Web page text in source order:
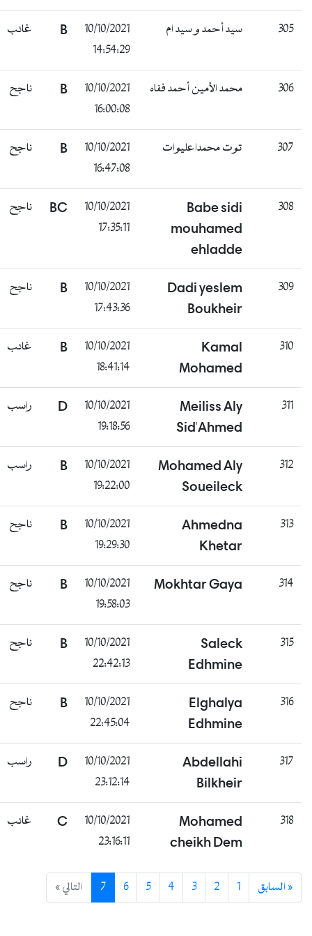
305 سيد أحمد و سيد ام
10/10/2021
14:54:29
B غائب
306 محمد الأمين أحمد ففاه
10/10/2021
16:00:08
B ناجح
307 توت محمداعليوات
10/10/2021
16:47:08
B ناجح
308
Babe sidi
mouhamed
ehladde
10/10/2021
17:35:11
BC ناجح
309
Dadi yeslem
Boukheir
10/10/2021
17:43:36
B ناجح
310
Kamal
Mohamed
10/10/2021
18:41:14
B غائب
311
Meiliss Aly
Sid'Ahmed
10/10/2021
19:18:56
D راسب
312
Mohamed Aly
Soueileck
10/10/2021
19:22:00
B راسب
313
Ahmedna
Khetar
10/10/2021
19:29:30
B ناجح
314
Mokhtar Gaya
10/10/2021
19:58:03
B ناجح
315
Saleck
Edhmine
10/10/2021
22:42:13
B ناجح
316
Elghalya
Edhmine
10/10/2021
22:45:04
B ناجح
317
Abdellahi
Bilkheir
10/10/2021
23:12:14
D راسب
318
Mohamed
cheikh Dem
10/10/2021
23:16:11
C غائب
« السابق 1
2
3
4
5
6
7 التالي »